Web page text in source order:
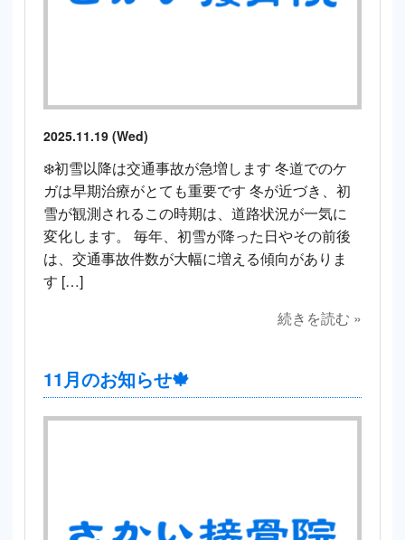
2025.11.19 (Wed)
❄️初雪以降は交通事故が急増します 冬道でのケ
ガは早期治療がとても重要です 冬が近づき、初
雪が観測されるこの時期は、道路状況が一気に
変化します。 毎年、初雪が降った日やその前後
は、交通事故件数が大幅に増える傾向がありま
す […]
続きを読む »
11月のお知らせ🍁